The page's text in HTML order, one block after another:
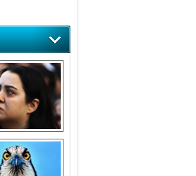
ve minnetle
anıyoruz